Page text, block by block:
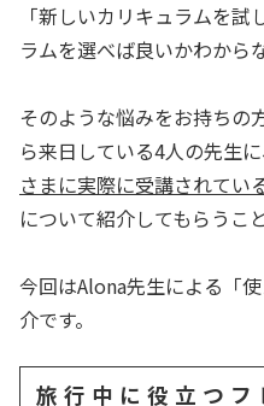
「新しいカリキュラムを
ラムを選べば良いかわから
そのような悩みをお持ちの
ら来日している4人の先生に
さまに実際に受講されてい
について紹介してもらうこ
今回はAlona先生による「
介です。
旅行中に役立つフ